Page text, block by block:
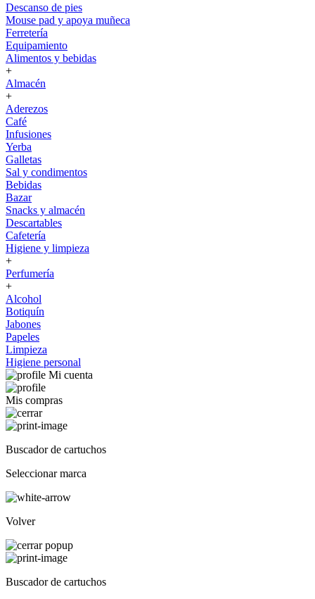
Descanso de pies
Mouse pad y apoya muñeca
Ferretería
Equipamiento
Alimentos y bebidas
+
Almacén
+
Aderezos
Café
Infusiones
Yerba
Galletas
Sal y condimentos
Bebidas
Bazar
Snacks y almacén
Descartables
Cafetería
Higiene y limpieza
+
Perfumería
+
Alcohol
Botiquín
Jabones
Papeles
Limpieza
Higiene personal
Mi cuenta
Mis compras
Buscador de cartuchos
Seleccionar marca
Volver
Buscador de cartuchos